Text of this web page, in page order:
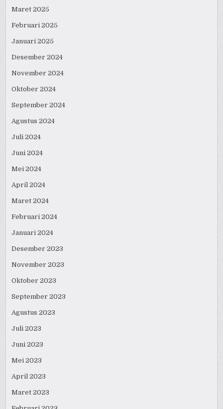
Maret 2025
Februari 2025
Januari 2025
Desember 2024
November 2024
Oktober 2024
September 2024
Agustus 2024
Juli 2024
Juni 2024
Mei 2024
April 2024
Maret 2024
Februari 2024
Januari 2024
Desember 2023
November 2023
Oktober 2023
September 2023
Agustus 2023
Juli 2023
Juni 2023
Mei 2023
April 2023
Maret 2023